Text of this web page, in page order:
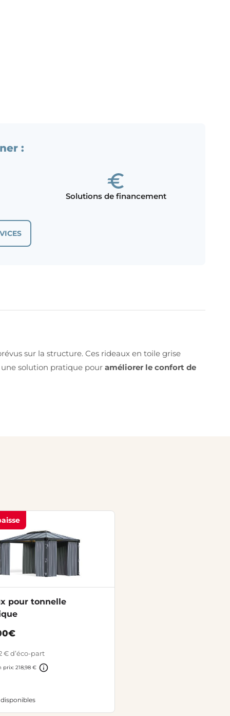
:
Solutions de financement
sur la structure. Ces rideaux en toile grise
solution pratique pour améliorer le confort de
pour tonnelle
€ d’éco-part
prix: 218,98 €